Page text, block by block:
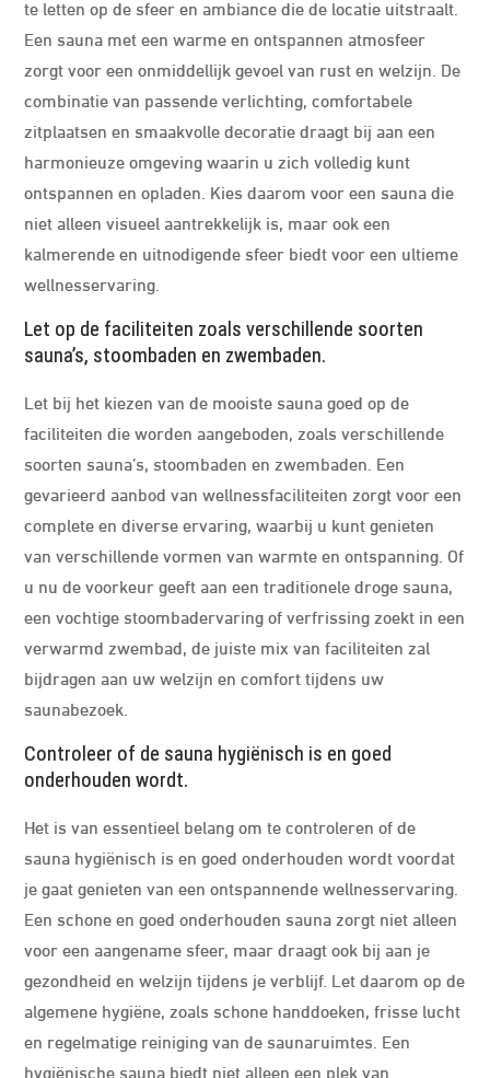
te letten op de sfeer en ambiance die de locatie uitstraalt.
Een sauna met een warme en ontspannen atmosfeer
zorgt voor een onmiddellijk gevoel van rust en welzijn. De
combinatie van passende verlichting, comfortabele
zitplaatsen en smaakvolle decoratie draagt bij aan een
harmonieuze omgeving waarin u zich volledig kunt
ontspannen en opladen. Kies daarom voor een sauna die
niet alleen visueel aantrekkelijk is, maar ook een
kalmerende en uitnodigende sfeer biedt voor een ultieme
wellnesservaring.
Let op de faciliteiten zoals verschillende soorten
sauna’s, stoombaden en zwembaden.
Let bij het kiezen van de mooiste sauna goed op de
faciliteiten die worden aangeboden, zoals verschillende
soorten sauna’s, stoombaden en zwembaden. Een
gevarieerd aanbod van wellnessfaciliteiten zorgt voor een
complete en diverse ervaring, waarbij u kunt genieten
van verschillende vormen van warmte en ontspanning. Of
u nu de voorkeur geeft aan een traditionele droge sauna,
een vochtige stoombadervaring of verfrissing zoekt in een
verwarmd zwembad, de juiste mix van faciliteiten zal
bijdragen aan uw welzijn en comfort tijdens uw
saunabezoek.
Controleer of de sauna hygiënisch is en goed
onderhouden wordt.
Het is van essentieel belang om te controleren of de
sauna hygiënisch is en goed onderhouden wordt voordat
je gaat genieten van een ontspannende wellnesservaring.
Een schone en goed onderhouden sauna zorgt niet alleen
voor een aangename sfeer, maar draagt ook bij aan je
gezondheid en welzijn tijdens je verblijf. Let daarom op de
algemene hygiëne, zoals schone handdoeken, frisse lucht
en regelmatige reiniging van de saunaruimtes. Een
hygiënische sauna biedt niet alleen een plek van